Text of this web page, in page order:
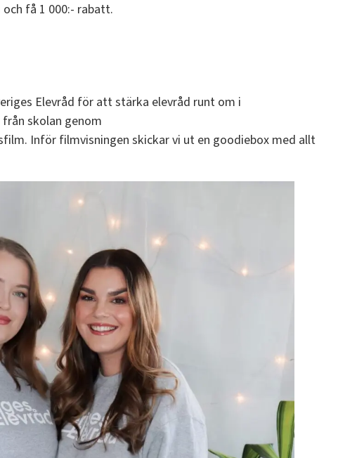
få 1 000:- rabatt.
Elevråd för att stärka elevråd runt om i
skolan genom
Inför filmvisningen skickar vi ut en goodiebox med allt